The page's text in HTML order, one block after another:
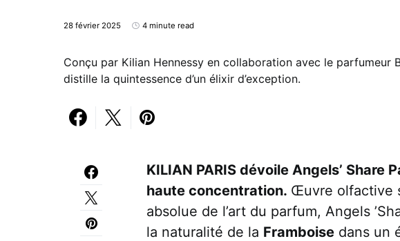
28 février 2025 4 minute read
Conçu par Kilian Hennessy en collaboration avec le parfumeur
distille la quintessence d’un élixir d’exception.
KILIAN PARIS dévoile Angels’ Share
haute concentration. Œuvre olfactive
absolue de l’art du parfum, Angels
la naturalité de la Framboise dans un